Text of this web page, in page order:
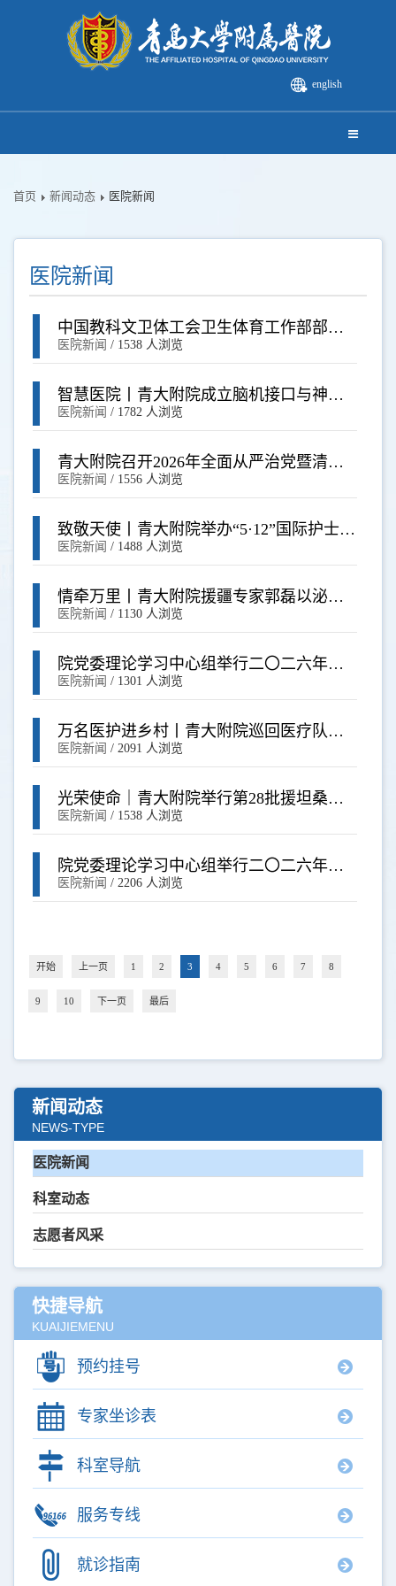
english
首页 新闻动态 医院新闻
医院新闻
中国教科文卫体工会卫生体育工作部部长
马惠珺来青大附院调研指导工作
医院新闻 / 1538 人浏览
智慧医院丨青大附院成立脑机接口与神经
调控多学科门诊 前沿技术赋能神经诊疗
医院新闻 / 1782 人浏览
青大附院召开2026年全面从严治党暨清廉
医院建设工作会议
医院新闻 / 1556 人浏览
致敬天使丨青大附院举办“5·12”国际护士节
系列活动
医院新闻 / 1488 人浏览
情牵万里丨青大附院援疆专家郭磊以泌尿
微创技术惠泽喀什百姓
医院新闻 / 1130 人浏览
院党委理论学习中心组举行二〇二六年第
四次理论学习会
医院新闻 / 1301 人浏览
万名医护进乡村丨青大附院巡回医疗队深
入基层企业 开展惠民义诊
医院新闻 / 2091 人浏览
光荣使命｜青大附院举行第28批援坦桑尼
亚中国医疗队欢送仪式
医院新闻 / 1538 人浏览
院党委理论学习中心组举行二〇二六年第
三次理论学习会
医院新闻 / 2206 人浏览
开始 上一页 1 2 3 4 5 6 7 8
9 10 下一页 最后
新闻动态
NEWS-TYPE
医院新闻
科室动态
志愿者风采
快捷导航
KUAIJIEMENU
预约挂号
专家坐诊表
科室导航
服务专线
就诊指南